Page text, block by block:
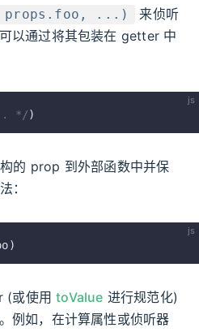
props.foo, ...)
来侦听
以通过将其包装在 getter 中
js
*/)
的 prop 到外部函数中并保
：
js
(或使用toValue 进行规范化)
例如，在计算属性或侦听器